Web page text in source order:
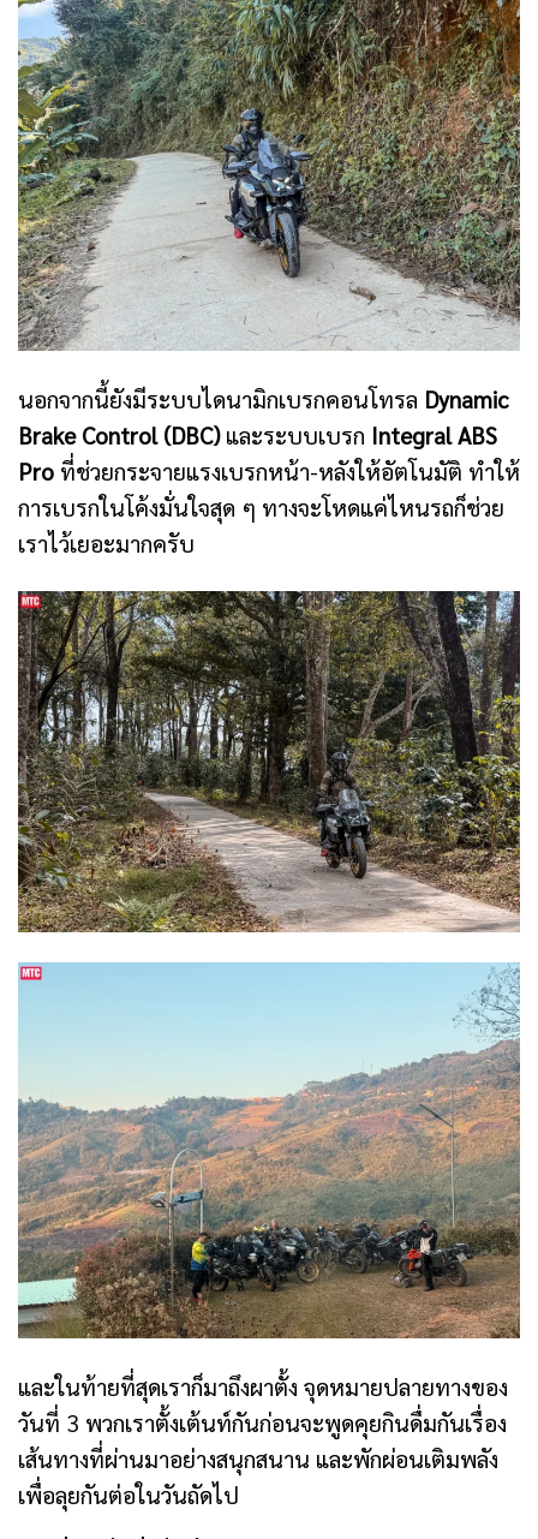
นอกจากนี้ยังมีระบบไดนามิกเบรกคอนโทรล Dynamic
Brake Control (DBC)และระบบเบรก Integral ABS
Pro ที่ช่วยกระจายแรงเบรกหน้า-หลังให้อัตโนมัติ ทำให้
การเบรกในโค้งมั่นใจสุด ๆ ทางจะโหดแค่ไหนรถก็ช่วย
เราไว้เยอะมากครับ
และในท้ายที่สุดเราก็มาถึงผาตั้ง จุดหมายปลายทางของ
วันที่ 3 พวกเราตั้งเต้นท์กันก่อนจะพูดคุยกินดื่มกันเรื่อง
เส้นทางที่ผ่านมาอย่างสนุกสนาน และพักผ่อนเติมพลัง
เพื่อลุยกันต่อในวันถัดไป